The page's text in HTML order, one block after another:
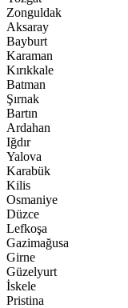
Zonguldak
Aksaray
Bayburt
Karaman
Kırıkkale
Batman
Şırnak
Bartın
Ardahan
Iğdır
Yalova
Karabük
Kilis
Osmaniye
Düzce
Lefkoşa
Gazimağusa
Girne
Güzelyurt
İskele
Pristina